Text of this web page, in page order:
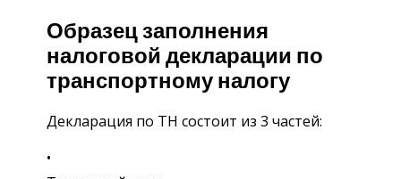
Образец заполнения
налоговой декларации по
транспортному налогу
Декларация по ТН состоит из 3 частей: